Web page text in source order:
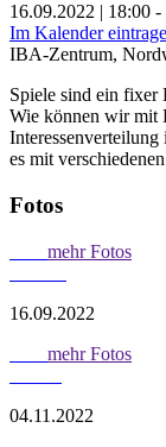
16.09.2022 | 18:00
Im Kalender
IBA-Zentrum,
Spiele sind ein fixer
Wie können wir mit
es mit
Fotos
mehr Fotos
16.09.2022
mehr Fotos
04.11.2022